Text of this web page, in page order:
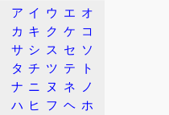
概要
基本情報
沿革
特徴
攻め
ア イ ウ エ オ
カ キ ク ケ コ
サ シ ス セ ソ
タ チ ツ テ
ト
ナ ニ ヌ ネ
ノ
ハ ヒ フ ヘ ホ